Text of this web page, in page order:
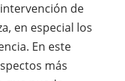
de
en especial los
En este
más